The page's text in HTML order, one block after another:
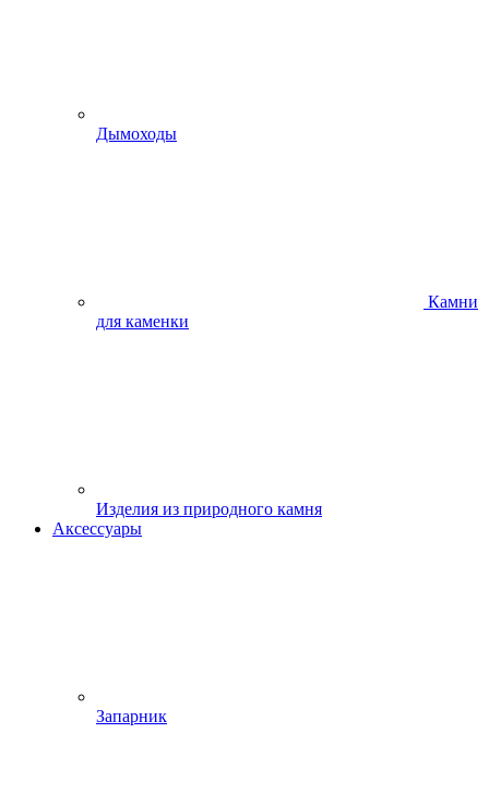
Дымоходы
Камни
для каменки
Изделия из природного камня
Аксессуары
Запарник